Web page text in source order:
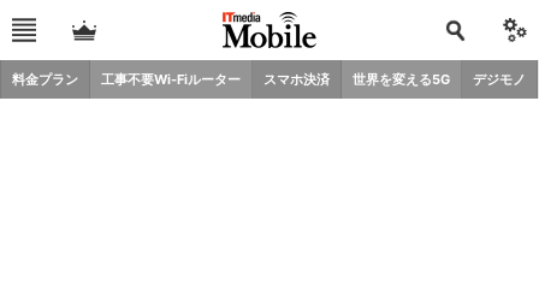
料金プラン 工事不要Wi-Fiルーター スマホ決済 世界を変える5G デジモノ